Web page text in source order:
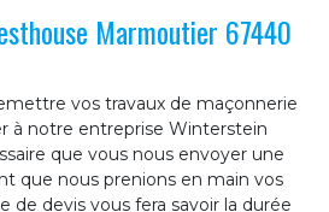
Marmoutier 67440
vos travaux de maçonnerie
à notre entreprise Winterstein
que vous nous envoyer une
que nous prenions en main vos
de devis vous fera savoir la durée